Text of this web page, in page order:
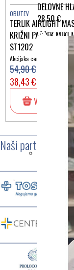
DELOVNE
28,50 €
OBUTEV
TERLIK AIRLIGHT
KRIŽNI PAŠČEK MIKI
ST1202
Akcijska cena:
54,90 €
38,43 €
V košarico
Naši partnerji